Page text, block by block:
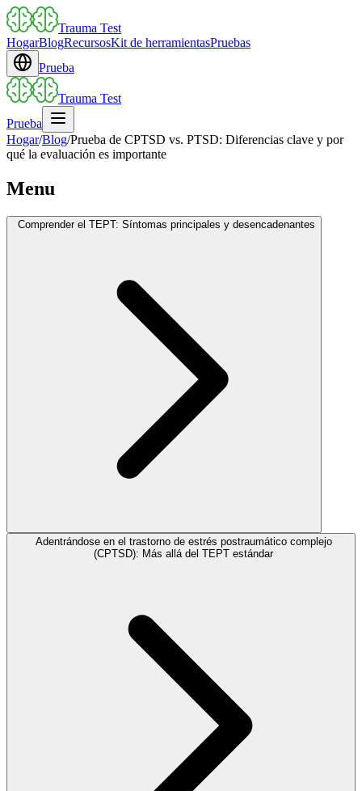
Trauma Test
HogarBlogRecursosKit de herramientasPruebas
Prueba
Trauma Test
Prueba
Hogar/Blog/Prueba de CPTSD vs. PTSD: Diferencias clave y por
qué la evaluación es importante
Menu
Comprender el TEPT: Síntomas principales y desencadenantes
Adentrándose en el trastorno de estrés postraumático complejo
(CPTSD): Más allá del TEPT estándar